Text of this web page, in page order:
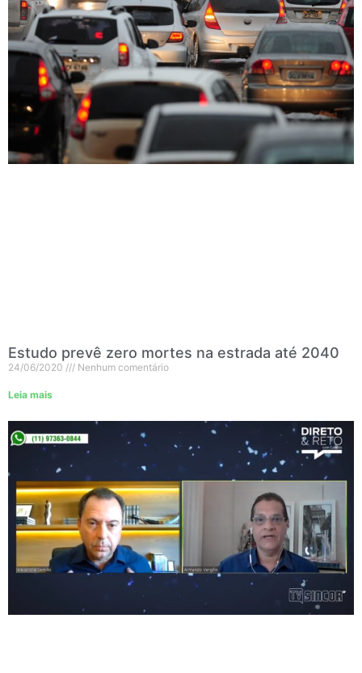
Estudo prevê zero mortes na estrada até 2040
24/06/2020 Nenhum comentário
Leia mais